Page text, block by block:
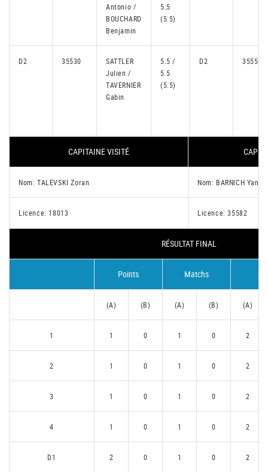
Antonio /
BOUCHARD
Benjamin
5.5
(5.5)
D2 35530
SATTLER
Julien /
TAVERNIER
Gabin
5.5 /
5.5
(5.5)
D2 35556
CAPITAINE VISITÉ
Nom: TALEVSKI Zoran Nom: BARNICH Yannis
Licence: 18013 Licence: 35582
RÉSULTAT FINAL
Points Matchs
(A) (B) (A) (B) (A)
1 1 0 1 0 2
2 1 0 1 0 2
3 1 0 1 0 2
4 1 0 1 0 2
D1 2 0 1 0 2